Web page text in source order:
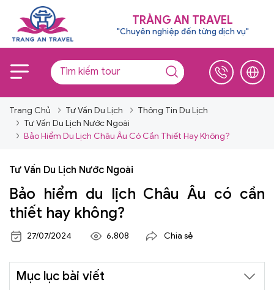
TRÀNG AN TRAVEL
"Chuyên nghiệp đến từng dịch vụ"
Trang Chủ Tư Vấn Du Lịch
Thông Tin Du Lịch
Tư Vấn Du Lịch Nước Ngoài
Bảo Hiểm Du Lịch Châu Âu Có Cần Thiết Hay Không?
Tư Vấn Du Lịch Nước Ngoài
Bảo hiểm du lịch Châu Âu có cần
thiết hay không?
27/07/2024 6,808 Chia sẻ
Mục lục bài viết